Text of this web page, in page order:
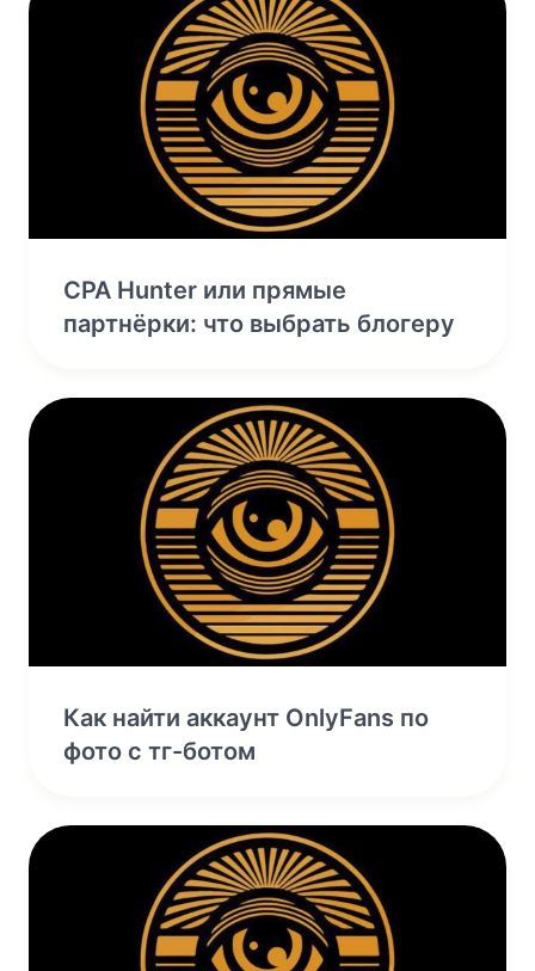
CPA Hunter или прямые
партнёрки: что выбрать блогеру
Как найти аккаунт OnlyFans по
фото с тг-ботом